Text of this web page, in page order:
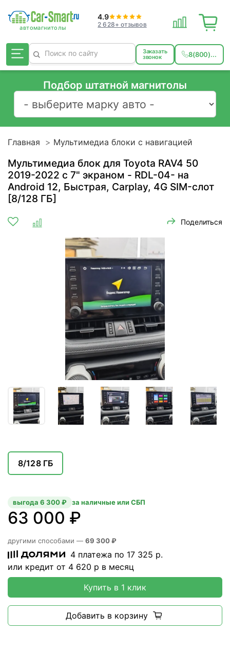
4.9
2 628+ отзывов
Заказать
звонок 8(800)...
Подбор штатной магнитолы
Главная Мультимедиа блоки с навигацией
Мультимедиа блок для Toyota RAV4 50
2019-2022 c 7" экраном - RDL-04- на
Android 12, Быстрая, Carplay, 4G SIM-слот
[8/128 ГБ]
Поделиться
8/128 ГБ
63 000 ₽
выгода 6 300 ₽ за наличные или СБП
другими способами — 69 300 ₽
4 платежа по 17 325 р.
или кредит от 4 620 р в месяц
Купить в 1 клик
Добавить в корзину